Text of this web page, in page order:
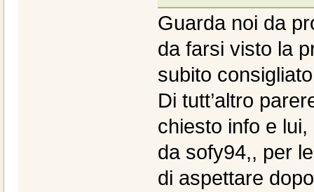
Guarda noi da
da farsi visto la
subito
Di tutt’altro
chiesto info e
da sofy94,, per
di aspettare